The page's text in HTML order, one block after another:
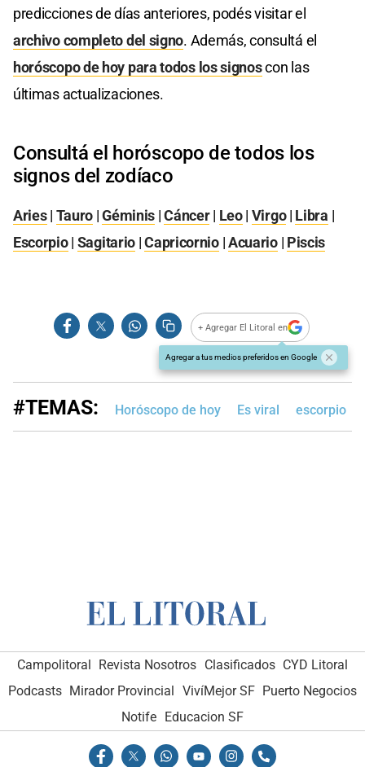
predicciones de días anteriores, podés visitar el
archivo completo del signo. Además, consultá el
horóscopo de hoy para todos los signoscon las
últimas actualizaciones.
Consultá el horóscopo de todos los
signos del zodíaco
Aries| Tauro |Géminis |Cáncer| Leo| Virgo| Libra |
Escorpio| Sagitario |Capricornio|Acuario| Piscis
+ Agregar El Litoral en
Agregar a tus medios preferidos en Google
#TEMAS: Horóscopo de hoy Es viral escorpio
Campolitoral Revista Nosotros Clasificados CYD Litoral
Podcasts Mirador Provincial VivíMejor SF Puerto Negocios
Notife Educacion SF